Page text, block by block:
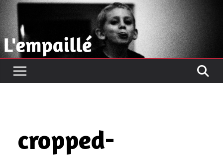
Passer
au
contenu
cropped-